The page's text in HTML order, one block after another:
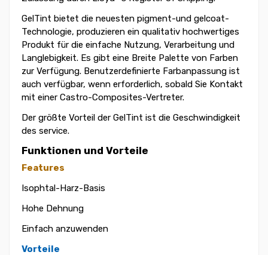
GelTint bietet die neuesten pigment-und gelcoat-
Technologie, produzieren ein qualitativ hochwertiges
Produkt für die einfache Nutzung, Verarbeitung und
Langlebigkeit. Es gibt eine Breite Palette von Farben
zur Verfügung. Benutzerdefinierte Farbanpassung ist
auch verfügbar, wenn erforderlich, sobald Sie Kontakt
mit einer Castro-Composites-Vertreter.
Der größte Vorteil der GelTint ist die Geschwindigkeit
des service.
Funktionen und Vorteile
Features
Isophtal-Harz-Basis
Hohe Dehnung
Einfach anzuwenden
Vorteile